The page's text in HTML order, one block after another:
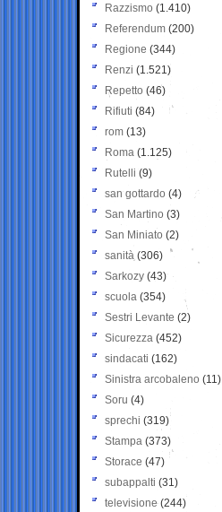
Razzismo (1.410)
Referendum (200)
Regione (344)
Renzi (1.521)
Repetto (46)
Rifiuti (84)
rom (13)
Roma (1.125)
Rutelli (9)
san gottardo (4)
San Martino (3)
San Miniato (2)
sanità (306)
Sarkozy (43)
scuola (354)
Sestri Levante (2)
Sicurezza (452)
sindacati (162)
Sinistra arcobaleno (11)
Soru (4)
sprechi (319)
Stampa (373)
Storace (47)
subappalti (31)
televisione(244)